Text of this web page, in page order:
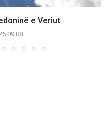
e Veriut
09:08